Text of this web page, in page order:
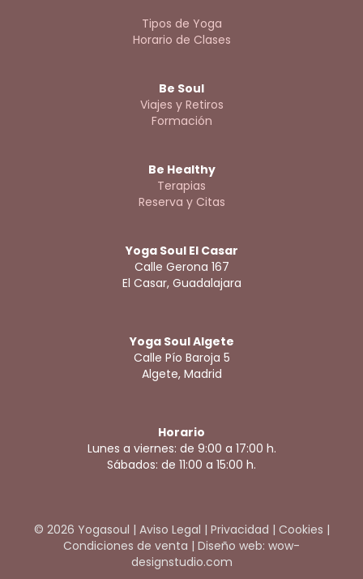
Tipos de Yoga
Horario de Clases
Be Soul
Viajes y Retiros
Formación
Be Healthy
Terapias
Reserva y Citas
Yoga Soul El Casar
Calle Gerona 167
El Casar, Guadalajara
Yoga Soul Algete
Calle Pío Baroja 5
Algete, Madrid
Horario
Lunes a viernes: de 9:00 a 17:00 h.
Sábados: de 11:00 a 15:00 h.
© 2026 Yogasoul | Aviso Legal | Privacidad | Cookies |
Condiciones de venta | Diseño web: wow-
designstudio.com